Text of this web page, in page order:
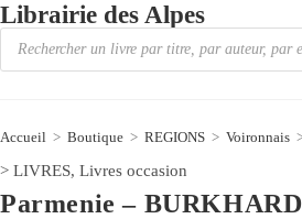
Librairie des Alpes
Accueil > Boutique > REGIONS > Voironnais
> LIVRES, Livres occasion
Parmenie –